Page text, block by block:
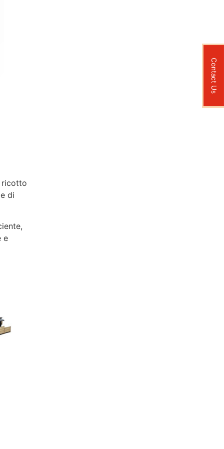
ricotto
di
e
Contact Us